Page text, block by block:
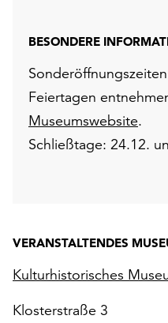
BESONDERE
Feiertagen
Museumswebsite.
Schließtage: 24.12.
VERANSTALTENDES
Kulturhistorisches
Klosterstraße 3